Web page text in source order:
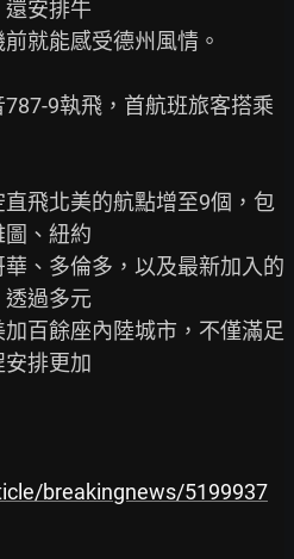
安排牛
就能感受德州風情。
9執飛，首航班旅客搭乘
飛北美的航點增至9個，包
、紐約
、多倫多，以及最新加入的
過多元
百餘座內陸城市，不僅滿足
排更加
breakingnews/5199937